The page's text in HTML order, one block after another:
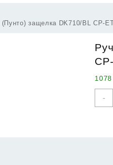
защелка DK710/BL CP-
1078
-